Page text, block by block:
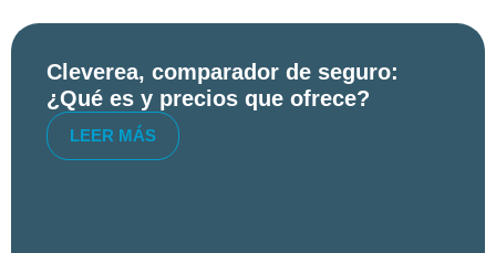
Cleverea, comparador de seguro:
¿Qué es y precios que ofrece?
LEER MÁS